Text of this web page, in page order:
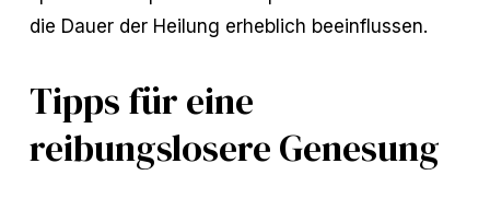
die Dauer der Heilung erheblich beeinflussen.
Tipps für eine
reibungslosere Genesung